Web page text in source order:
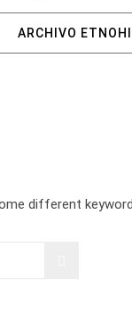
ARCHIVO
different